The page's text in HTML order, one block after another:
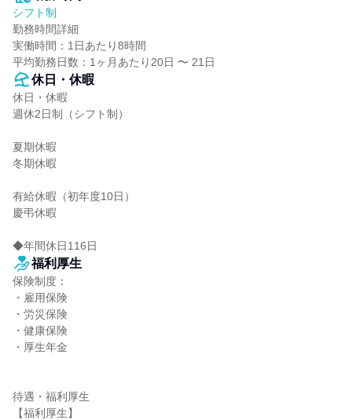
シフト制
勤務時間詳細
実働時間：1日あたり8時間
平均勤務日数：1ヶ月あたり20日 〜 21日
休日・休暇
休日・休暇
週休2日制（シフト制）
夏期休暇
冬期休暇
有給休暇（初年度10日）
慶弔休暇
◆年間休日116日
福利厚生
保険制度：
・雇用保険
・労災保険
・健康保険
・厚生年金
待遇・福利厚生
【福利厚生】